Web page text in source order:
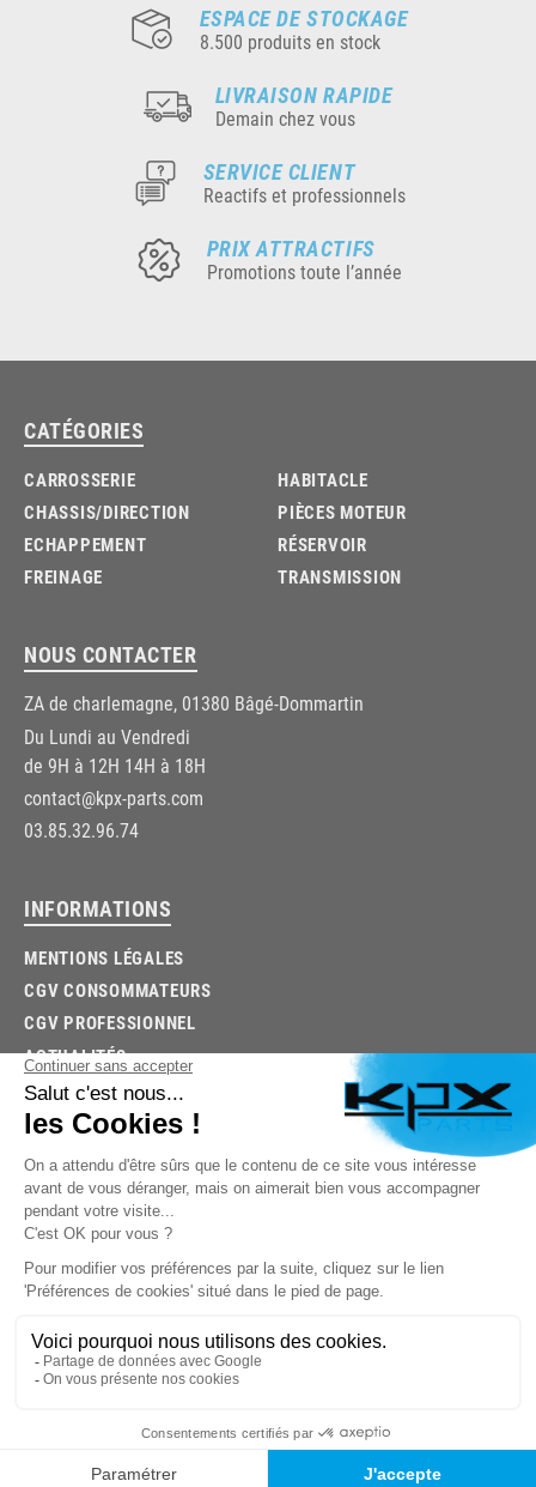
ESPACE DE STOCKAGE
8.500 produits en stock
LIVRAISON RAPIDE
Demain chez vous
SERVICE CLIENT
Reactifs et professionnels
PRIX ATTRACTIFS
Promotions toute l’année
03.85.32.96.74
© 2026 -KPX PARTS- SITE CRÉÉ PARLET'S CLIC
CATÉGORIES
CARROSSERIE
CHASSIS/DIRECTION
ECHAPPEMENT
FREINAGE
HABITACLE
PIÈCES MOTEUR
RÉSERVOIR
TRANSMISSION
NOUS CONTACTER
ZA de charlemagne, 01380 Bâgé-Dommartin
Du Lundi au Vendredi
de 9H à 12H 14H à 18H
contact@kpx-parts.com
03.85.32.96.74
INFORMATIONS
MENTIONS LÉGALES
CGV CONSOMMATEURS
CGV PROFESSIONNEL
ACTUALITÉS
TROUVEZ LA BONNE PIÈCE RAPIDEMENT
03.85.32.96.74